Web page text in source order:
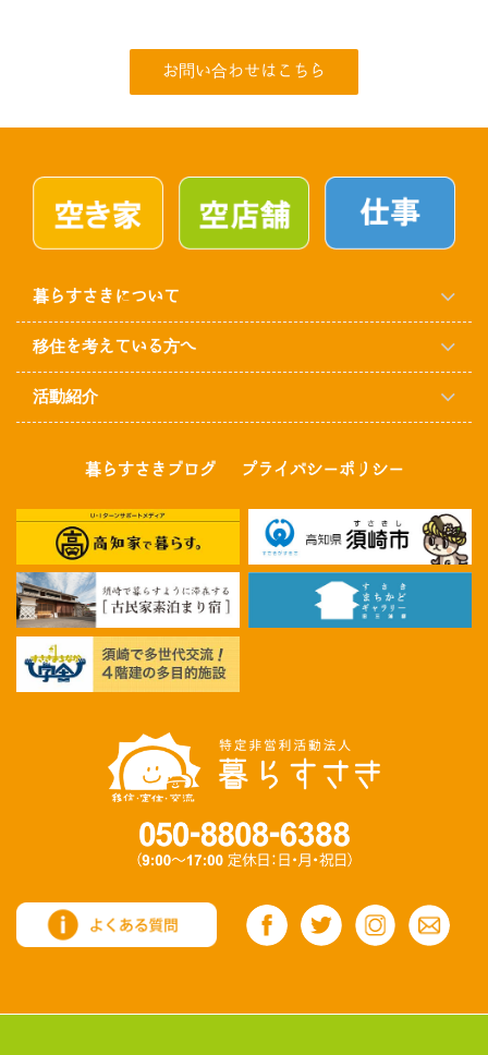
お問い合わせはこちら
暮らすさきについて
移住を考えている方へ
活動紹介
暮らすさきブログ プライバシーポリシー